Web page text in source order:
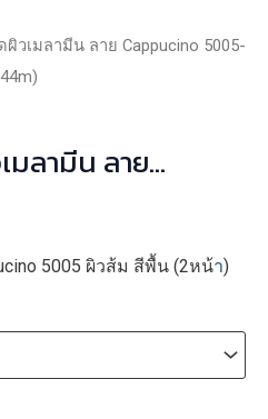
วเมลามีน ลาย Cappucino 5005-
มลามีน ลาย
2050-14 2 หน้า
5005 ผิวส้ม สีพื้น (2หน้า)